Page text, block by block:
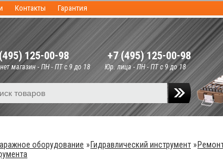
Контакты Гарантия
125-00-98
магазин - ПН - ПТ с 9 до 18
+7 (495) 125-00-98
Юр. лица - ПН - ПТ с 9 до 18
оборудование »Гидравлический инструмент »